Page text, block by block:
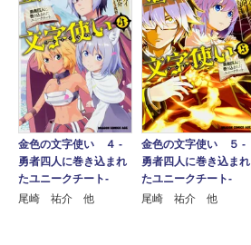
金色の文字使い ４ ‐
勇者四人に巻き込まれ
たユニークチート‐
尾崎 祐介 他
金色の文字使い ５ ‐
勇者四人に巻き込まれ
たユニークチート‐
尾崎 祐介 他